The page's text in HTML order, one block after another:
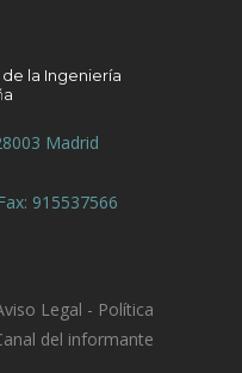
la Ingeniería
Madrid
915537566
Legal - Política
del informante